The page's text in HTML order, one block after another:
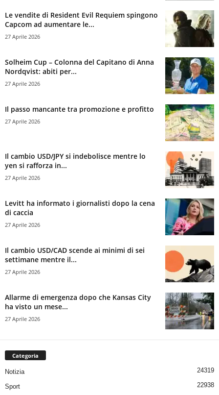
Le vendite di Resident Evil Requiem spingono
Capcom ad aumentare le...
27 Aprile 2026
Solheim Cup – Colonna del Capitano di Anna
Nordqvist: abiti per...
27 Aprile 2026
Il passo mancante tra promozione e profitto
27 Aprile 2026
Il cambio USD/JPY si indebolisce mentre lo
yen si rafforza in...
27 Aprile 2026
Levitt ha informato i giornalisti dopo la cena
di caccia
27 Aprile 2026
Il cambio USD/CAD scende ai minimi di sei
settimane mentre il...
27 Aprile 2026
Allarme di emergenza dopo che Kansas City
ha visto un mese...
27 Aprile 2026
Categoria
Notizia 24319
Sport 22938